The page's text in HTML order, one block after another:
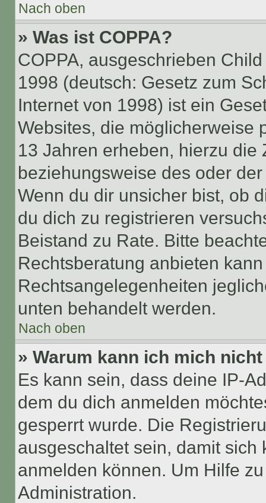
Nach oben
» Was ist COPPA?
COPPA, ausgeschrieben
1998 (deutsch: Gesetz zum
Internet von 1998) ist ein
Websites, die möglicherweise
13 Jahren erheben, hierzu die
beziehungsweise des oder
Wenn du dir unsicher bist, ob
du dich zu registrieren
Beistand zu Rate. Bitte
Rechtsberatung anbieten
Rechtsangelegenheiten
unten behandelt werden.
Nach oben
» Warum kann ich mich
Es kann sein, dass deine IP-
dem du dich anmelden
gesperrt wurde. Die
ausgeschaltet sein, damit
anmelden können. Um Hilfe
Administration.